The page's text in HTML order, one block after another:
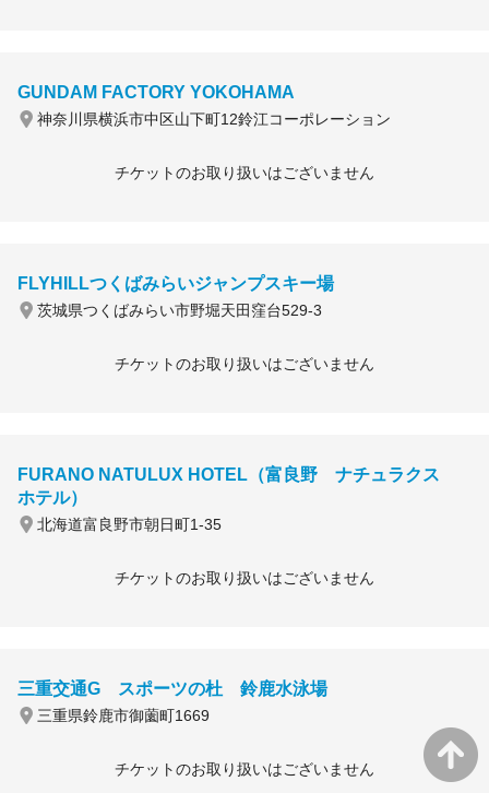
GUNDAM FACTORY YOKOHAMA
神奈川県横浜市中区山下町12鈴江コーポレーション
チケットのお取り扱いはございません
FLYHILLつくばみらいジャンプスキー場
茨城県つくばみらい市野堀天田窪台529-3
チケットのお取り扱いはございません
FURANO NATULUX HOTEL（富良野 ナチュラクス
ホテル）
北海道富良野市朝日町1-35
チケットのお取り扱いはございません
三重交通G スポーツの杜 鈴鹿水泳場
三重県鈴鹿市御薗町1669
チケットのお取り扱いはございません